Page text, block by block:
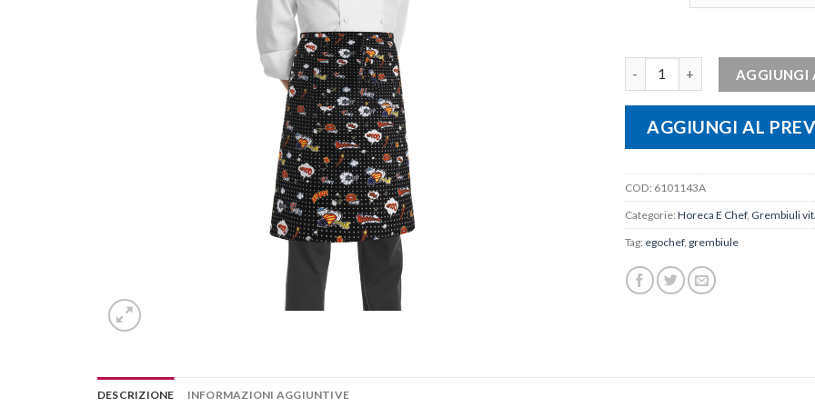
AGGIUNGI
AGGIUNGI AL
COD: 6101143A
Categorie: Horeca E Chef, Grembiuli
Tag: egochef, grembiule
DESCRIZIONE INFORMAZIONI AGGIUNTIVE